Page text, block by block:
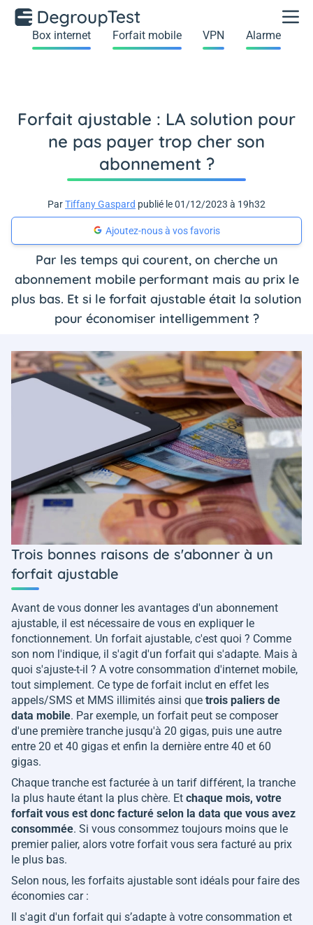
Box internet Forfait mobile VPN Alarme
Forfait ajustable : LA solution pour
ne pas payer trop cher son
abonnement ?
ParTiffany Gaspard publié le 01/12/2023 à 19h32
Ajoutez-nous à vos favoris
Par les temps qui courent, on cherche un
abonnement mobile performant mais au prix le
plus bas. Et si le forfait ajustable était la solution
pour économiser intelligemment ?
Trois bonnes raisons de s'abonner à un
forfait ajustable
Avant de vous donner les avantages d'un abonnement
ajustable, il est nécessaire de vous en expliquer le
fonctionnement. Un forfait ajustable, c'est quoi ? Comme
son nom l'indique, il s'agit d'un forfait qui s'adapte. Mais à
quoi s'ajuste-t-il ? A votre consommation d'internet mobile,
tout simplement. Ce type de forfait inclut en effet les
appels/SMS et MMS illimités ainsi que trois paliers de
data mobile. Par exemple, un forfait peut se composer
d'une première tranche jusqu'à 20 gigas, puis une autre
entre 20 et 40 gigas et enfin la dernière entre 40 et 60
gigas.
Chaque tranche est facturée à un tarif différent, la tranche
la plus haute étant la plus chère. Et chaque mois, votre
forfait vous est donc facturé selon la data que vous avez
consommée. Si vous consommez toujours moins que le
premier palier, alors votre forfait vous sera facturé au prix
le plus bas.
Selon nous, les forfaits ajustable sont idéals pour faire des
économies car :
Il s'agit d'un forfait qui s’adapte à votre consommation et